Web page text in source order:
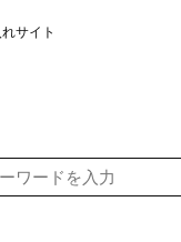
サイト